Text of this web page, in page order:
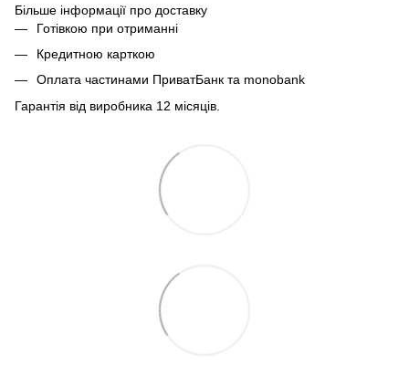
Більше інформації про доставку
Готівкою при отриманні
Кредитною карткою
Оплата частинами ПриватБанк та monobank
Гарантія від виробника 12 місяців.